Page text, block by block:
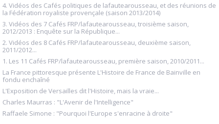
4. Vidéos des Cafés politiques de lafautearousseau, et des réunions de
la Fédération royaliste provençale (saison 2013/2014)
3. Vidéos des 7 Cafés FRP/lafautearousseau, troisième saison,
2012/2013 : Enquête sur la République...
2. Vidéos des 8 Cafés FRP/lafautearousseau, deuxième saison,
2011/2012...
1. Les 11 Cafés FRP/lafautearousseau, première saison, 2010/2011...
La France pittoresque présente L'Histoire de France de Bainville en
fondu enchaîné
L'Exposition de Versailles dit l'Histoire, mais la vraie...
Charles Maurras : "L'Avenir de l'Intelligence"
Raffaele Simone : "Pourquoi l'Europe s'enracine à droite"